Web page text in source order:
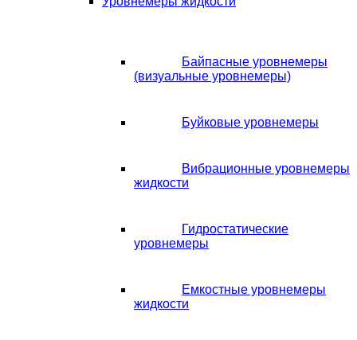
Байпасные уровнемеры
(визуальные уровнемеры)
Буйковые уровнемеры
Вибрационные уровнемеры
жидкости
Гидростатические
уровнемеры
Емкостные уровнемеры
жидкости